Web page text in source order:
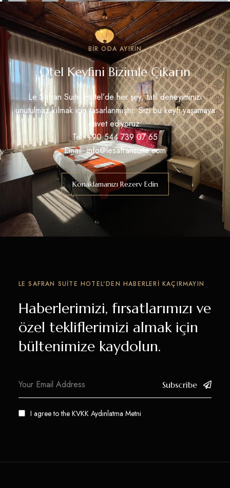
BIR ODA AYIRIN
Otel Keyfini Bizimle Çıkarın
Le Safran Suite Hotel’de her şey, tatil deneyiminizi
unutulmaz kılmak için tasarlanmıştır. Sizi bu keyfi yaşamaya
davet ediyoruz.
Tel: +90 544 739 07 65
Email: info@lesafransuite.com
Konaklamanızı Rezerv Edin
LE SAFRAN SUITE HOTEL'DEN HABERLERI KAÇIRMAYIN
Haberlerimizi, fırsatlarımızı ve
özel tekliflerimizi almak için
bültenimize kaydolun.
Subscribe
I agree to the KVKK Aydınlatma Metni